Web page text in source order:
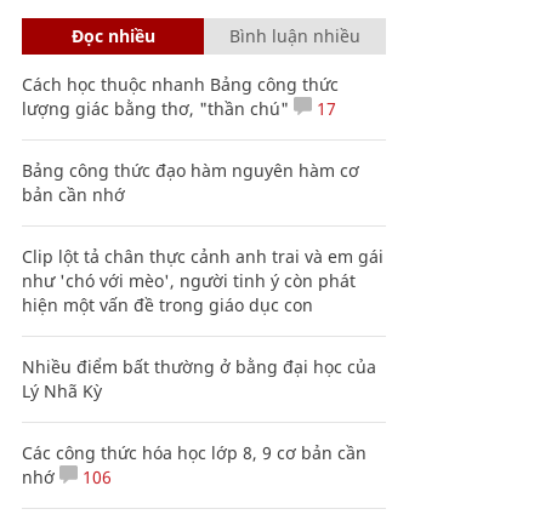
Đọc nhiều Bình luận nhiều
Cách học thuộc nhanh Bảng công thức
lượng giác bằng thơ, "thần chú"
17
Bảng công thức đạo hàm nguyên hàm cơ
bản cần nhớ
Clip lột tả chân thực cảnh anh trai và em gái
như 'chó với mèo', người tinh ý còn phát
hiện một vấn đề trong giáo dục con
Nhiều điểm bất thường ở bằng đại học của
Lý Nhã Kỳ
Các công thức hóa học lớp 8, 9 cơ bản cần
nhớ
106